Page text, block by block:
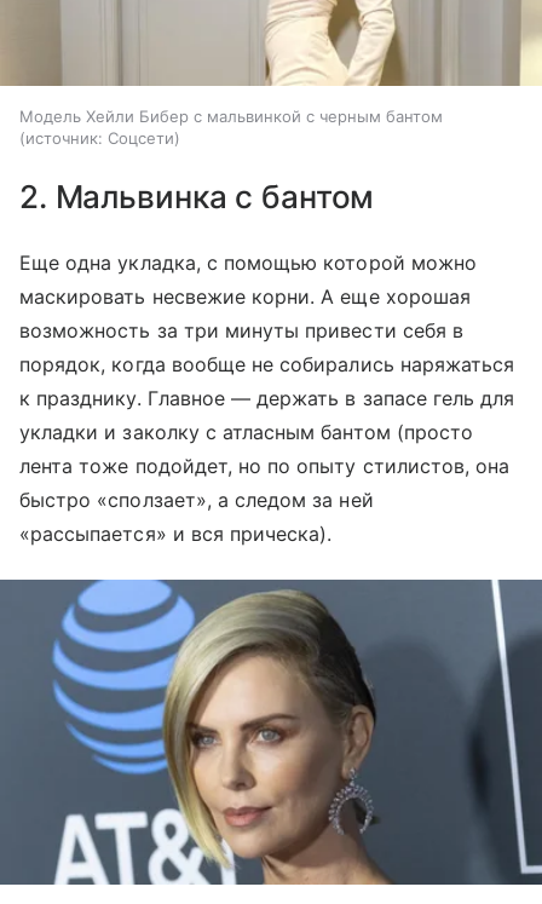
Модель Хейли Бибер с мальвинкой с черным бантом
источник: Соцсети
2. Мальвинка с бантом
Еще одна укладка, с помощью которой можно
маскировать несвежие корни. А еще хорошая
возможность за три минуты привести себя в
порядок, когда вообще не собирались наряжаться
к празднику. Главное — держать в запасе гель для
укладки и заколку с атласным бантом (просто
лента тоже подойдет, но по опыту стилистов, она
быстро «сползает», а следом за ней
«рассыпается» и вся прическа).